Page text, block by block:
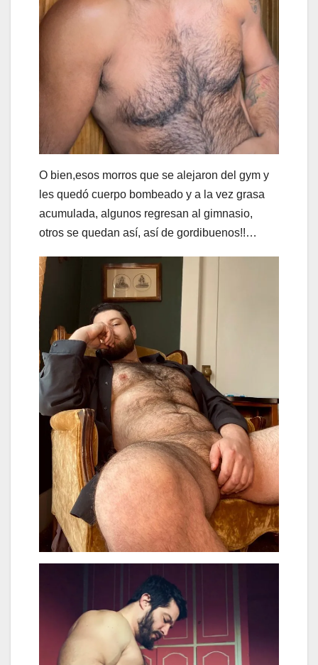
O bien,esos morros que se alejaron del gym y
les quedó cuerpo bombeado y a la vez grasa
acumulada, algunos regresan al gimnasio,
otros se quedan así, así de gordibuenos!!…